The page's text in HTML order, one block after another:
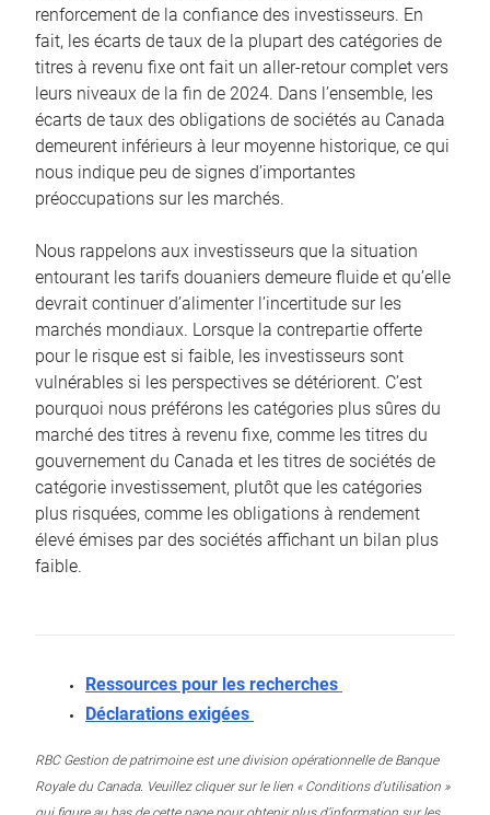
renforcement de la confiance des investisseurs. En
fait, les écarts de taux de la plupart des catégories de
titres à revenu fixe ont fait un aller-retour complet vers
leurs niveaux de la fin de 2024. Dans l’ensemble, les
écarts de taux des obligations de sociétés au Canada
demeurent inférieurs à leur moyenne historique, ce qui
nous indique peu de signes d’importantes
préoccupations sur les marchés.
Nous rappelons aux investisseurs que la situation
entourant les tarifs douaniers demeure fluide et qu’elle
devrait continuer d’alimenter l’incertitude sur les
marchés mondiaux. Lorsque la contrepartie offerte
pour le risque est si faible, les investisseurs sont
vulnérables si les perspectives se détériorent. C’est
pourquoi nous préférons les catégories plus sûres du
marché des titres à revenu fixe, comme les titres du
gouvernement du Canada et les titres de sociétés de
catégorie investissement, plutôt que les catégories
plus risquées, comme les obligations à rendement
élevé émises par des sociétés affichant un bilan plus
faible.
Ressources pour les recherches
Déclarations exigées
RBC Gestion de patrimoine est une division opérationnelle de Banque
Royale du Canada. Veuillez cliquer sur le lien « Conditions d’utilisation »